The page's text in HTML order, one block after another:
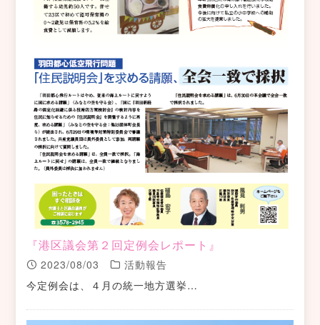
『港区議会第２回定例会レポート』
2023/08/03
活動報告
今定例会は、４月の統一地方選挙…